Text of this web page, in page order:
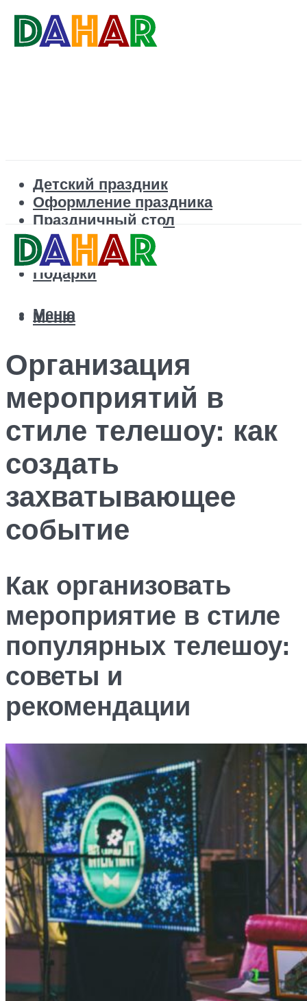
Детский праздник
Оформление праздника
Праздничный стол
Корпоратив
Поздравления
Подарки
Меню
Меню
Организация
мероприятий в
стиле телешоу: как
создать
захватывающее
событие
Как организовать
мероприятие в стиле
популярных телешоу:
советы и
рекомендации